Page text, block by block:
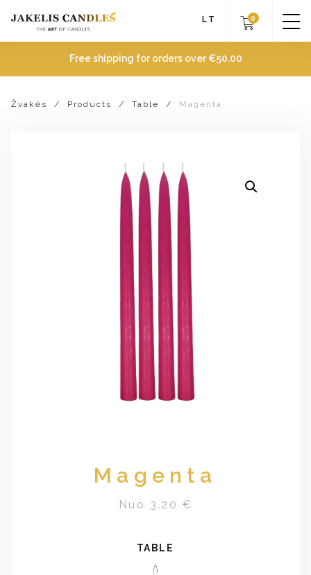
Free shipping for orders over€50.00
LT 0
Žvakės / Products / Table / Magenta
Magenta
Nuo 3.20 €
TABLE